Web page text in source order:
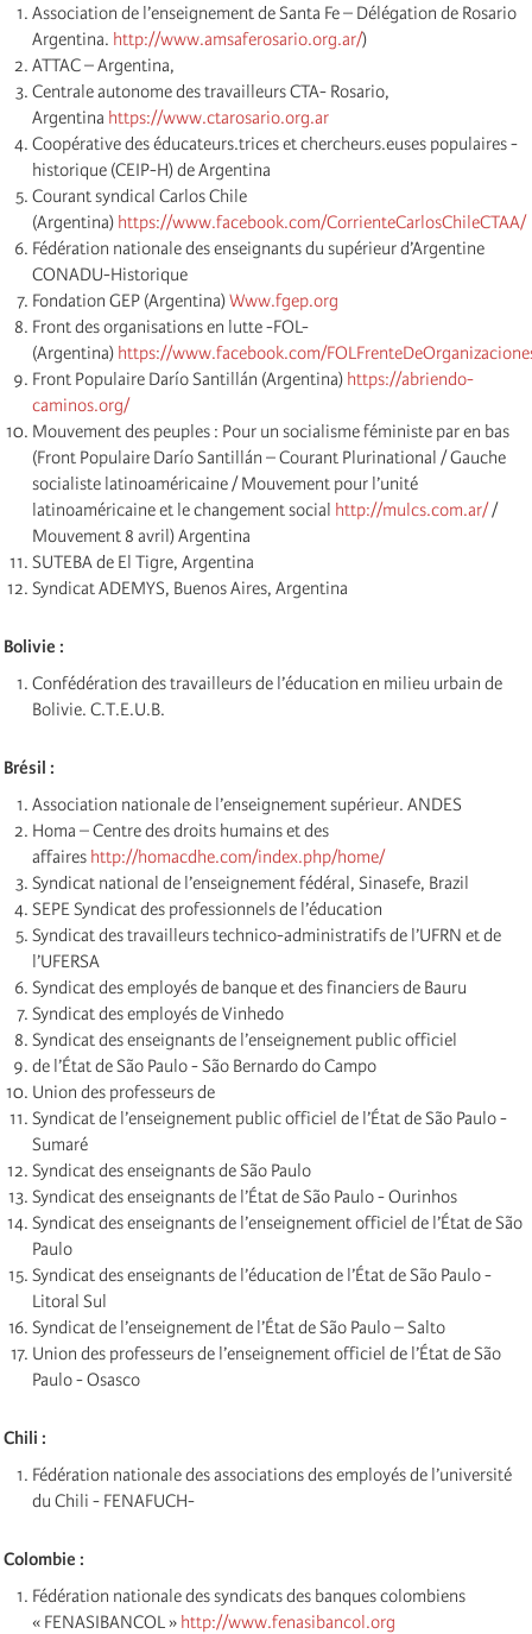
Association de l’enseignement de Santa Fe – Délégation de Rosario
Argentina. http://www.amsaferosario.org.ar/)
ATTAC – Argentina,
Centrale autonome des travailleurs CTA- Rosario,
Argentina https://www.ctarosario.org.ar
Coopérative des éducateurs.trices et chercheurs.euses populaires -
historique (CEIP-H) de Argentina
Courant syndical Carlos Chile
(Argentina) https://www.facebook.com/CorrienteCarlosChileCTAA/
Fédération nationale des enseignants du supérieur d’Argentine
CONADU-Historique
Fondation GEP (Argentina)Www.fgep.org
Front des organisations en lutte -FOL-
(Argentina) https://www.facebook.com/
Front Populaire Darío Santillán (Argentina) https://abriendo-
caminos.org/
Mouvement des peuples : Pour un socialisme féministe par en bas
(Front Populaire Darío Santillán – Courant Plurinational / Gauche
socialiste latinoaméricaine / Mouvement pour l’unité
latinoaméricaine et le changement social http://mulcs.com.ar//
Mouvement 8 avril) Argentina
SUTEBA de El Tigre, Argentina
Syndicat ADEMYS, Buenos Aires, Argentina
Bolivie :
Confédération des travailleurs de l’éducation en milieu urbain de
Bolivie. C.T.E.U.B.
Brésil :
Association nationale de l’enseignement supérieur. ANDES
Homa – Centre des droits humains et des
affaires http://homacdhe.com/index.php/home/
Syndicat national de l’enseignement fédéral, Sinasefe, Brazil
SEPE Syndicat des professionnels de l’éducation
Syndicat des travailleurs technico-administratifs de l’UFRN et de
l’UFERSA
Syndicat des employés de banque et des financiers de Bauru
Syndicat des employés de Vinhedo
Syndicat des enseignants de l’enseignement public officiel
de l’État de São Paulo - São Bernardo do Campo
Union des professeurs de
Syndicat de l’enseignement public officiel de l’État de São Paulo -
Sumaré
Syndicat des enseignants de São Paulo
Syndicat des enseignants de l’État de São Paulo - Ourinhos
Syndicat des enseignants de l’enseignement officiel de l’État de São
Paulo
Syndicat des enseignants de l’éducation de l’État de São Paulo -
Litoral Sul
Syndicat de l’enseignement de l’État de São Paulo – Salto
Union des professeurs de l’enseignement officiel de l’État de São
Paulo - Osasco
Chili :
Fédération nationale des associations des employés de l’université
du Chili - FENAFUCH-
Colombie :
Fédération nationale des syndicats des banques colombiens
« FENASIBANCOL » http://www.fenasibancol.org